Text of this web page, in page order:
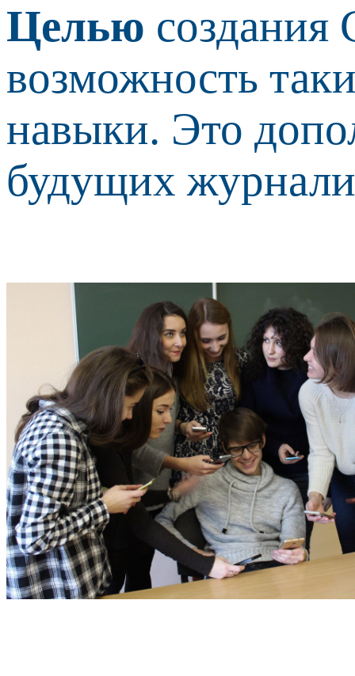
Целью создания
возможность
навыки. Это
будущих